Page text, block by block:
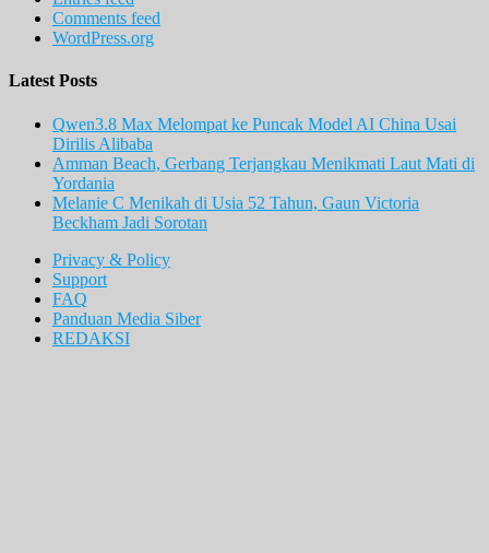
Comments feed
WordPress.org
Latest Posts
Qwen3.8 Max Melompat ke Puncak Model AI China Usai
Dirilis Alibaba
Amman Beach, Gerbang Terjangkau Menikmati Laut Mati di
Yordania
Melanie C Menikah di Usia 52 Tahun, Gaun Victoria
Beckham Jadi Sorotan
Privacy & Policy
Support
FAQ
Panduan Media Siber
REDAKSI